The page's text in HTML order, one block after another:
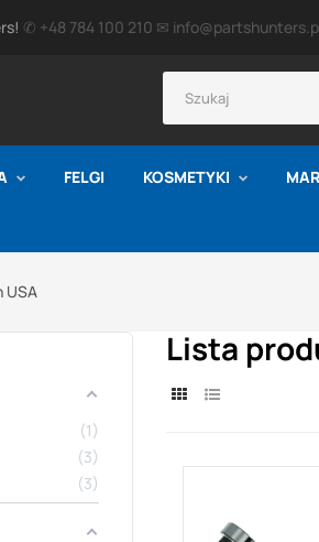
✆ +48 784 100 210 ✉
FELGI KOSMETYKI
USA
1
3
3
Lista